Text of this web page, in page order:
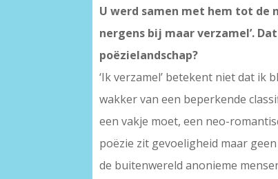
U werd samen met hem tot de
nergens bij maar verzamel’.
poëzielandschap?
‘Ik verzamel’ betekent niet dat
wakker van een beperkende
een vakje moet, een neo-
poëzie zit gevoeligheid maar
de buitenwereld anonieme